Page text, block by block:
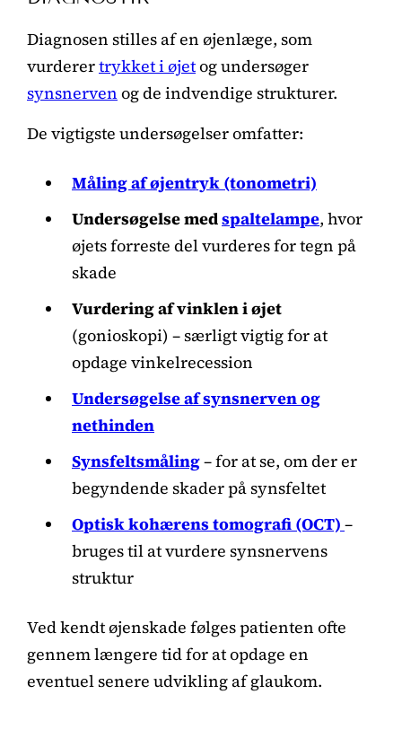
Diagnosen stilles af en øjenlæge, som
vurderertrykket i øjetog undersøger
synsnerven og de indvendige strukturer.
De vigtigste undersøgelser omfatter:
Måling af øjentryk (tonometri)
Undersøgelse medspaltelampe, hvor
øjets forreste del vurderes for tegn på
skade
Vurdering af vinklen i øjet
(gonioskopi) – særligt vigtig for at
opdage vinkelrecession
Undersøgelse af synsnerven og
nethinden
Synsfeltsmåling– for at se, om der er
begyndende skader på synsfeltet
Optisk kohærens tomografi (OCT) –
bruges til at vurdere synsnervens
struktur
Ved kendt øjenskade følges patienten ofte
gennem længere tid for at opdage en
eventuel senere udvikling af glaukom.